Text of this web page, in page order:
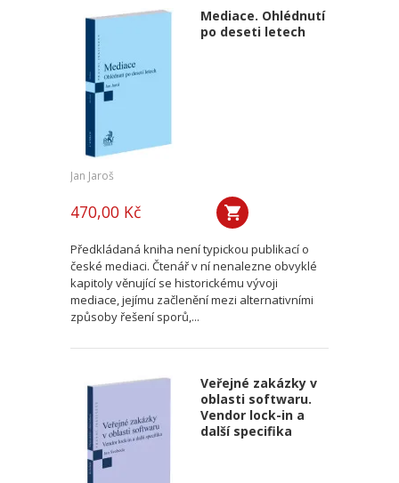
Mediace. Ohlédnutí
po deseti letech
Jan Jaroš
470,00 Kč
Předkládaná kniha není typickou publikací o
české mediaci. Čtenář v ní nenalezne obvyklé
kapitoly věnující se historickému vývoji
mediace, jejímu začlenění mezi alternativními
způsoby řešení sporů,...
Veřejné zakázky v
oblasti softwaru.
Vendor lock-in a
další specifika